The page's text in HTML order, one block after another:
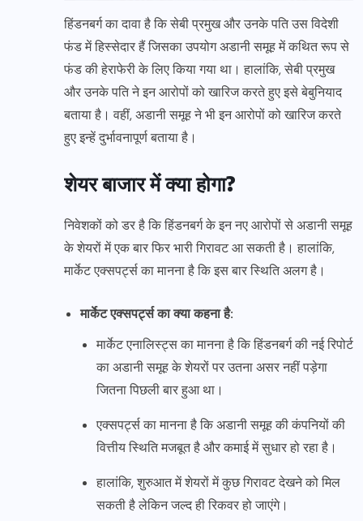
हिंडनबर्ग का दावा है कि सेबी प्रमुख और उनके पति उस विदेशी
फंड में हिस्सेदार हैं जिसका उपयोग अडानी समूह में कथित रूप से
फंड की हेराफेरी के लिए किया गया था। हालांकि, सेबी प्रमुख
और उनके पति ने इन आरोपों को खारिज करते हुए इसे बेबुनियाद
बताया है। वहीं, अडानी समूह ने भी इन आरोपों को खारिज करते
हुए इन्हें दुर्भावनापूर्ण बताया है।
शेयर बाजार में क्या होगा?
निवेशकों को डर है कि हिंडनबर्ग के इन नए आरोपों से अडानी समूह
के शेयरों में एक बार फिर भारी गिरावट आ सकती है। हालांकि,
मार्केट एक्सपर्ट्स का मानना है कि इस बार स्थिति अलग है।
मार्केट एक्सपर्ट्स का क्या कहना है:
मार्केट एनालिस्ट्स का मानना है कि हिंडनबर्ग की नई रिपोर्ट
का अडानी समूह के शेयरों पर उतना असर नहीं पड़ेगा
जितना पिछली बार हुआ था।
एक्सपर्ट्स का मानना है कि अडानी समूह की कंपनियों की
वित्तीय स्थिति मजबूत है और कमाई में सुधार हो रहा है।
हालांकि, शुरुआत में शेयरों में कुछ गिरावट देखने को मिल
सकती है लेकिन जल्द ही रिकवर हो जाएंगे।